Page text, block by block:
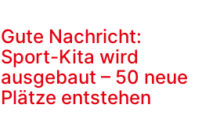
Gute Nachricht:
Sport-Kita wird
ausgebaut – 50 neue
Plätze entstehen